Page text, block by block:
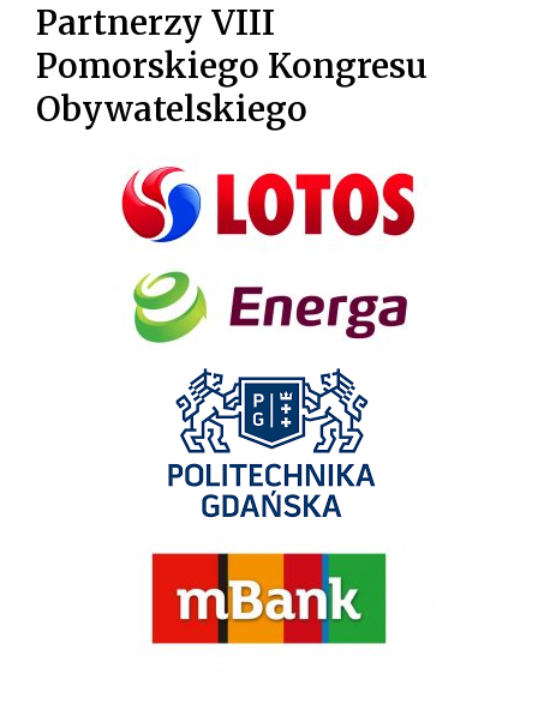
Partnerzy VIII
Pomorskiego Kongresu
Obywatelskiego